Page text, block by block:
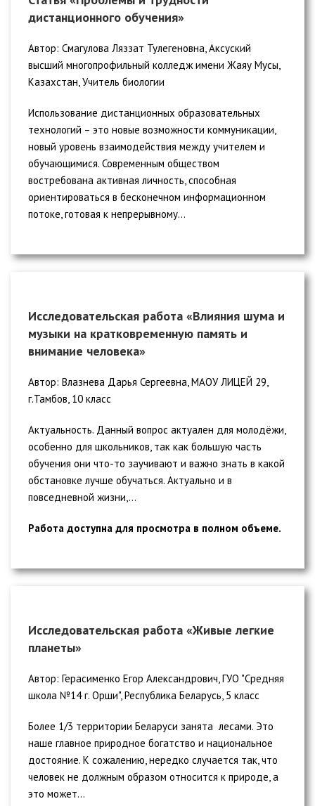
дистанционного обучения»
Автор: Смагулова Ляззат Тулегеновна, Аксуский
высший многопрофильный колледж имени Жаяу Мусы,
Казахстан, Учитель биологии
Использование дистанционных образовательных
технологий – это новые возможности коммуникации,
новый уровень взаимодействия между учителем и
обучающимися. Современным обществом
востребована активная личность, способная
ориентироваться в бесконечном информационном
потоке, готовая к непрерывному...
Исследовательская работа «Влияния шума и
музыки на кратковременную память и
внимание человека»
Автор: Влазнева Дарья Сергеевна, МАОУ ЛИЦЕЙ 29,
г.Тамбов, 10 класс
Актуальность. Данный вопрос актуален для молодёжи,
особенно для школьников, так как большую часть
обучения они что-то заучивают и важно знать в какой
обстановке лучше обучаться. Актуально и в
повседневной жизни,...
Работа доступна для просмотра в полном объеме.
Исследовательская работа «Живые легкие
планеты»
Автор: Герасименко Егор Александрович, ГУО "Средняя
школа №14 г. Орши", Республика Беларусь, 5 класс
Более 1/3 территории Беларуси занята лесами. Это
наше главное природное богатство и национальное
достояние. К сожалению, нередко случается так, что
человек не должным образом относится к природе, а
это может...